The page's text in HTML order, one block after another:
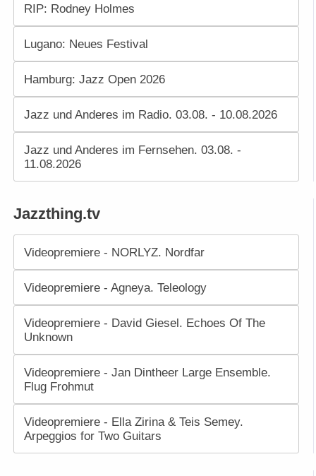
RIP: Rodney Holmes
Lugano: Neues Festival
Hamburg: Jazz Open 2026
Jazz und Anderes im Radio. 03.08. - 10.08.2026
Jazz und Anderes im Fernsehen. 03.08. -
11.08.2026
Jazzthing.tv
Videopremiere - NORLYZ. Nordfar
Videopremiere - Agneya. Teleology
Videopremiere - David Giesel. Echoes Of The
Unknown
Videopremiere - Jan Dintheer Large Ensemble.
Flug Frohmut
Videopremiere - Ella Zirina & Teis Semey.
Arpeggios for Two Guitars